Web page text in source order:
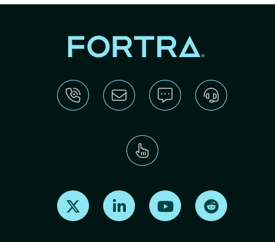
Find us on X Find us on LinkedInFind us on Youtube